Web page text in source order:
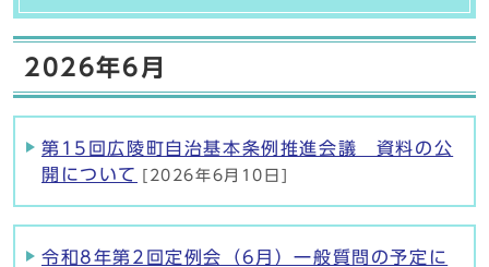
2026年6月
第15回広陵町自治基本条例推進会議 資料の公
開について
[2026年6月10日]
令和8年第2回定例会（6月）一般質問の予定に